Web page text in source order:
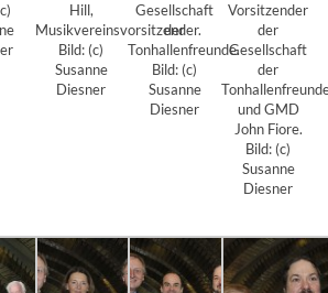
Hill,
Musikvereinsvorsitzender.
Bild: (c)
Susanne
Diesner
Gesellschaft
der
Tonhallenfreunde.
Bild: (c)
Susanne
Diesner
Vorsitzender
der
Gesellschaft
der
und GMD
John Fiore.
Bild: (c)
Susanne
Diesner